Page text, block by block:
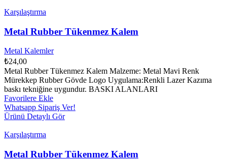
Karşılaştırma
Metal Rubber Tükenmez Kalem
Metal Kalemler
₺24,00
Metal Rubber Tükenmez Kalem Malzeme: Metal Mavi Renk
Mürekkep Rubber Gövde Logo Uygulama:Renkli Lazer Kazıma
baskı tekniğine uygundur. BASKI ALANLARI
Favorilere Ekle
Whatsapp Sipariş Ver!
Ürünü Detaylı Gör
Karşılaştırma
Metal Rubber Tükenmez Kalem